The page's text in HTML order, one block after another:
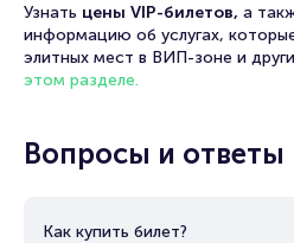
Узнать цены VIP-билетов, а
информацию об услугах,
элитных мест в ВИП-зоне и
этом разделе.
Вопросы и ответы
Как купить билет?